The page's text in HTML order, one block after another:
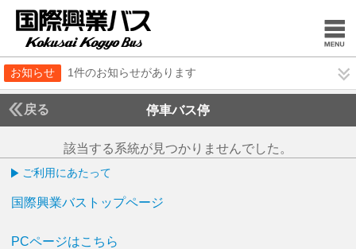
お知らせ 1件のお知らせがあります
戻る 停車バス停
該当する系統が見つかりませんでした。
ご利用にあたって
国際興業バストップページ
PCページはこちら